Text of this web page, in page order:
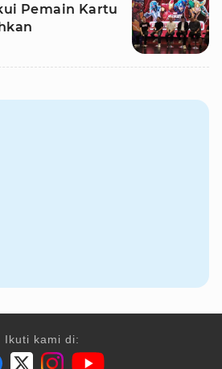
Pemain Kartu
Ikuti kami di: